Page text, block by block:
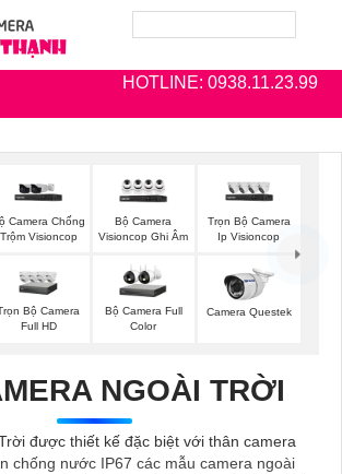
HOTLINE: 0938.11.23.99
Camera Chống
Trộm Visioncop
Bộ Camera
Visioncop Ghi Âm
Trọn Bộ Camera
Ip Visioncop
Bộ Camera
Full HD
Bộ Camera Full
Color
Camera Questek
NGOÀI TRỜI
được thiết kế đặc biệt với thân camera
chống nước IP67 các mẫu camera ngoài